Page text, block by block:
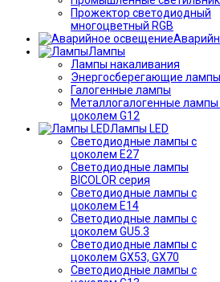
Прожектор светодиодный
многоцветный RGB
Лампы
Лампы накаливания
Энергосберегающие лампы
Галогенные лампы
Металлогалогенные лампы
цоколем G12
Лампы LED
Светодиодные лампы с
цоколем E27
Светодиодные лампы
BICOLOR серия
Светодиодные лампы с
цоколем E14
Светодиодные лампы с
цоколем GU5.3
Светодиодные лампы с
цоколем GX53, GX70
Светодиодные лампы с